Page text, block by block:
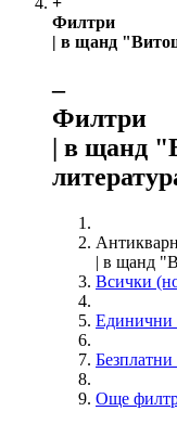
Филтри
| в щанд
‒
Филтри
| в щанд
| в щанд
Всички
Единични
Още